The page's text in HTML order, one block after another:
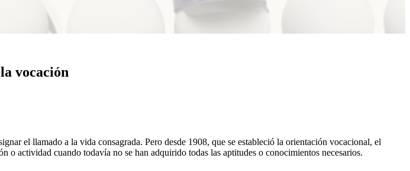
vocación
el llamado a la vida consagrada. Pero desde 1908, que se estableció la orientación vocacional, el
actividad cuando todavía no se han adquirido todas las aptitudes o conocimientos necesarios.